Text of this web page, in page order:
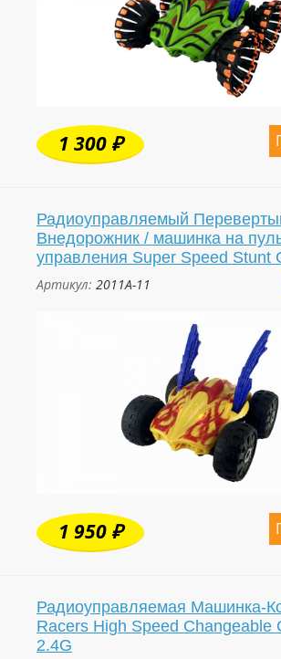
1 300 ₽
Радиоуправляемый
Внедорожник / машинка на
управления Super Speed Stunt
Артикул: 2011A-11
1 950 ₽
Радиоуправляемая Машинка-
Racers High Speed Changeable
2.4G